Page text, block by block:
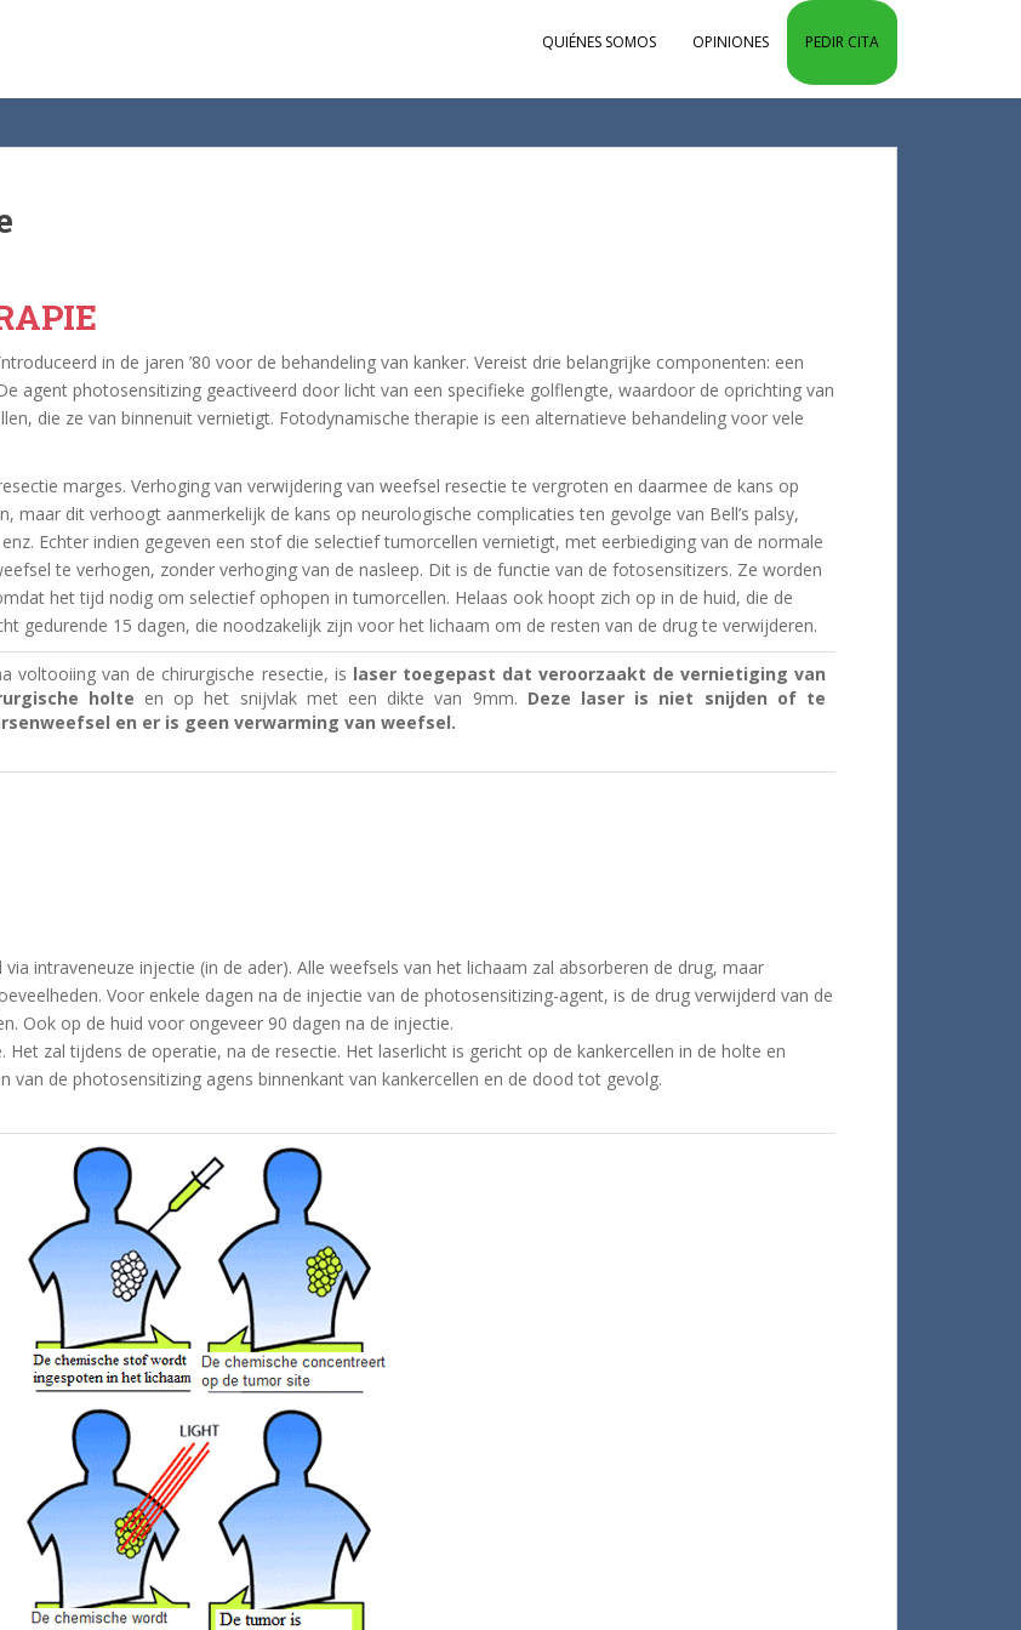
QUIÉNES SOMOS OPINIONES PEDIR CITA
in de jaren ’80 voor de behandeling van kanker. Vereist drie belangrijke componenten: een
agent photosensitizing geactiveerd door licht van een specifieke golflengte, waardoor de oprichting van
die ze van binnenuit vernietigt. Fotodynamische therapie is een alternatieve behandeling voor vele
marges. Verhoging van verwijdering van weefsel resectie te vergroten en daarmee de kans op
maar dit verhoogt aanmerkelijk de kans op neurologische complicaties ten gevolge van Bell’s palsy,
Echter indien gegeven een stof die selectief tumorcellen vernietigt, met eerbiediging van de normale
te verhogen, zonder verhoging van de nasleep. Dit is de functie van de fotosensitizers. Ze worden
het tijd nodig om selectief ophopen in tumorcellen. Helaas ook hoopt zich op in de huid, die de
gedurende 15 dagen, die noodzakelijk zijn voor het lichaam om de resten van de drug te verwijderen.
voltooiing van de chirurgische resectie, is laser toegepast dat veroorzaakt de vernietiging van
holte en op het snijvlak met een dikte van 9mm. Deze laser is niet snijden of te
en er is geen verwarming van weefsel.
intraveneuze injectie (in de ader). Alle weefsels van het lichaam zal absorberen de drug, maar
Voor enkele dagen na de injectie van de photosensitizing-agent, is de drug verwijderd van de
Ook op de huid voor ongeveer 90 dagen na de injectie.
Het zal tijdens de operatie, na de resectie. Het laserlicht is gericht op de kankercellen in de holte en
van de photosensitizing agens binnenkant van kankercellen en de dood tot gevolg.